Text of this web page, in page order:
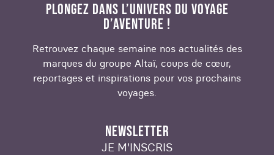
PLONGEZ DANS L’UNIVERS DU VOYAGE
D’AVENTURE !
Retrouvez chaque semaine nos actualités des
marques du groupe Altaï, coups de cœur,
reportages et inspirations pour vos prochains
voyages.
NEWSLETTER
JE M'INSCRIS